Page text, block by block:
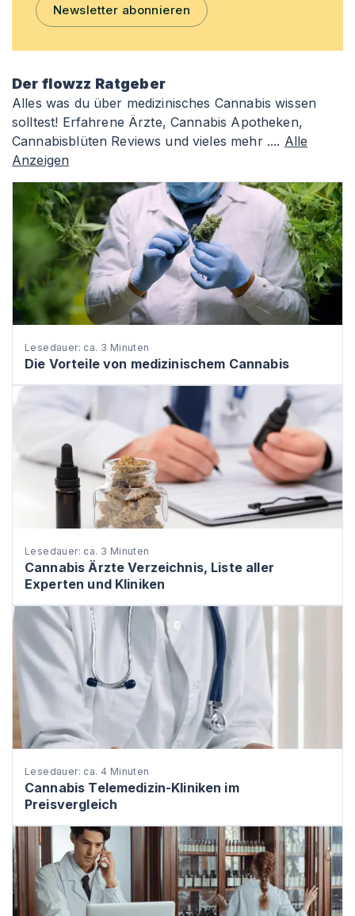
Newsletter abonnieren
Der flowzz Ratgeber
Alles was du über medizinisches Cannabis wissen
solltest! Erfahrene Ärzte, Cannabis Apotheken,
Cannabisblüten Reviews und vieles mehr .... Alle
Anzeigen
Lesedauer: ca. 3 Minuten
Die Vorteile von medizinischem Cannabis
Lesedauer: ca. 3 Minuten
Cannabis Ärzte Verzeichnis, Liste aller
Experten und Kliniken
Lesedauer: ca. 4 Minuten
Cannabis Telemedizin-Kliniken im
Preisvergleich